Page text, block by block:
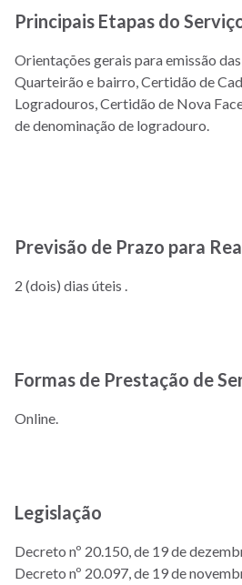
Principais Etapas do
Orientações gerais para emissão
Quarteirão e bairro, Certidão de
Logradouros, Certidão de Nova
de denominação de logradouro.
Previsão de Prazo para
2 (dois) dias úteis .
Formas de Prestação de
Online.
Legislação
Decreto nº 20.150, de 19 de
Decreto nº 20.097, de 19 de